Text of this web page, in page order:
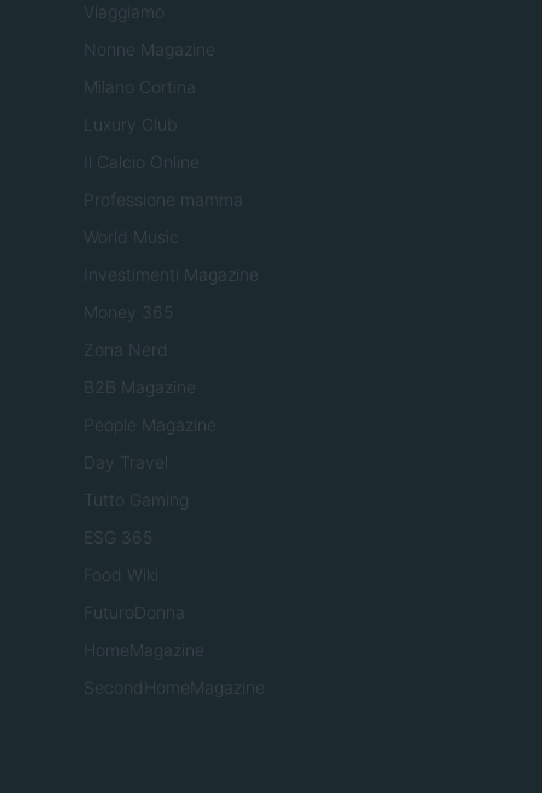
Viaggiamo
Nonne Magazine
Milano Cortina
Luxury Club
Il Calcio Online
Professione mamma
World Music
Investimenti Magazine
Money 365
Zona Nerd
B2B Magazine
People Magazine
Day Travel
Tutto Gaming
ESG 365
Food Wiki
FuturoDonna
HomeMagazine
SecondHomeMagazine